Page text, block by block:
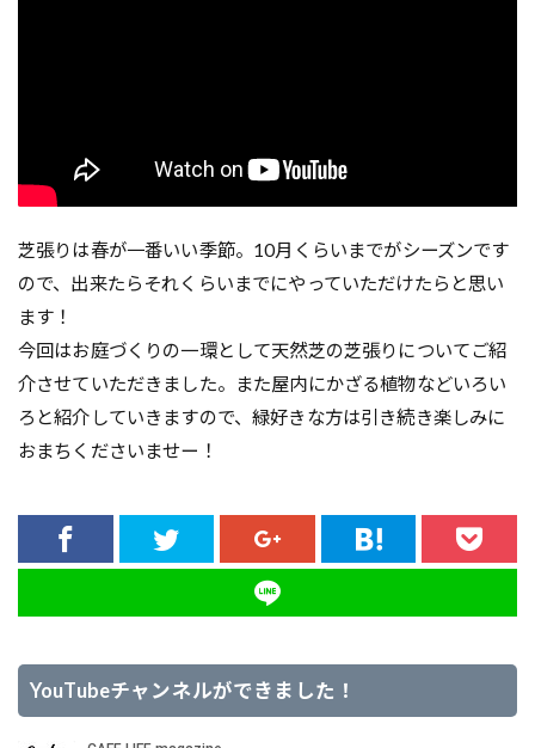
芝張りは春が一番いい季節。10月くらいまでがシーズンです
ので、出来たらそれくらいまでにやっていただけたらと思い
ます！
今回はお庭づくりの一環として天然芝の芝張りについてご紹
介させていただきました。また屋内にかざる植物などいろい
ろと紹介していきますので、緑好きな方は引き続き楽しみに
おまちくださいませー！
YouTubeチャンネルができました！